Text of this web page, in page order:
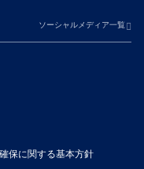
ソーシャルメディア一覧
保に関する基本方針